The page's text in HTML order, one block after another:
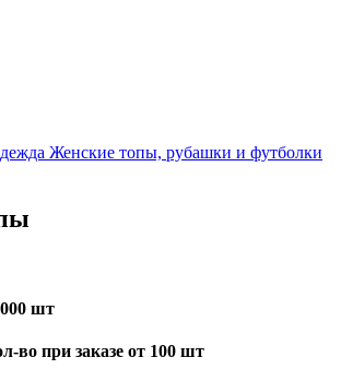
Женские топы, рубашки и футболки
шт
во при заказе от 100 шт